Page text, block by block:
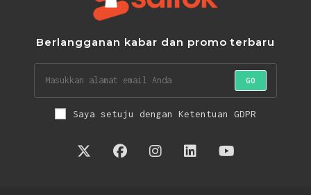
Berlangganan kabar dan promo terbaru
GO
Saya setuju dengan Ketentuan GDPR